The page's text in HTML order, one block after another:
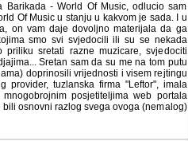
Barikada - World Of Music, odlucio sam
Of Music u stanju u kakvom je sada. I u
on vam daje dovoljno materijala da ga
smo svi svjedocili ili su se nekada desile.
razne muzicare, svjedociti njihovim
Sretan sam da su me na tom putu pratili
vrijednosti i visem rejtingu ovog
tuzlanska firma "Leftor", imala
posjetiteljima web portala
osnovni razlog svega ovoga (nemalog)